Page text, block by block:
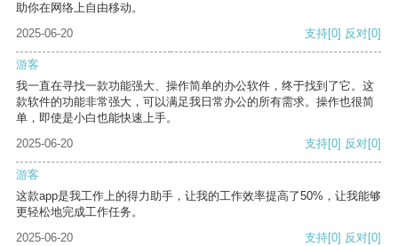
助你在网络上自由移动。
2025-06-20
支持[0] 反对[0]
游客
我一直在寻找一款功能强大、操作简单的办公软件，终于找到了它。这
款软件的功能非常强大，可以满足我日常办公的所有需求。操作也很简
单，即使是小白也能快速上手。
2025-06-20
支持[0] 反对[0]
游客
这款app是我工作上的得力助手，让我的工作效率提高了50%，让我能够
更轻松地完成工作任务。
2025-06-20
支持[0] 反对[0]